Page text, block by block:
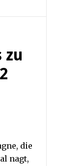
zu
die
nagt,